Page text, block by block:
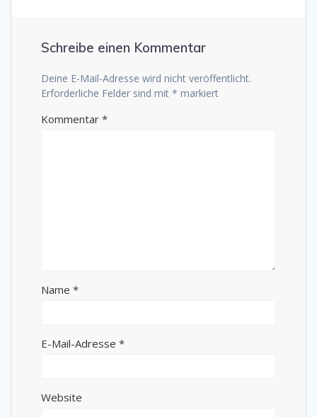
Schreibe einen Kommentar
Deine E-Mail-Adresse wird nicht veröffentlicht.
Erforderliche Felder sind mit * markiert
Kommentar *
Name *
E-Mail-Adresse *
Website